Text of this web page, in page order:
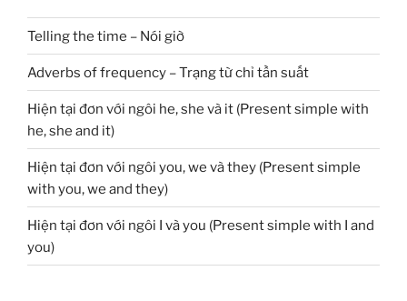
Telling the time – Nói giờ
Adverbs of frequency – Trạng từ chỉ tần suất
Hiện tại đơn với ngôi he, she và it (Present simple with
he, she and it)
Hiện tại đơn với ngôi you, we và they (Present simple
with you, we and they)
Hiện tại đơn với ngôi I và you (Present simple with I and
you)